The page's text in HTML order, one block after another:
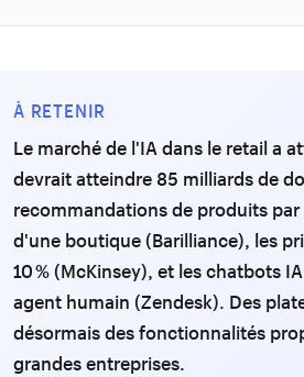
À RETENIR
Le marché de l'IA dans le retail a
devrait atteindre 85 milliards de
recommandations de produits
d'une boutique (Barilliance), les
10 % (McKinsey), et les chatbots
agent humain (Zendesk). Des
désormais des fonctionnalités
grandes entreprises.